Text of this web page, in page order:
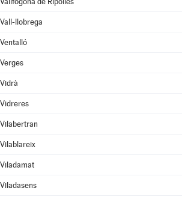
Vall-llobrega
Ventalló
Verges
Vidrà
Vidreres
Vilabertran
Vilablareix
Viladamat
Viladasens